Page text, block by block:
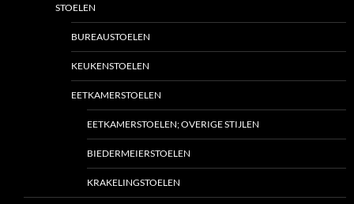
STOELEN
BUREAUSTOELEN
KEUKENSTOELEN
EETKAMERSTOELEN
EETKAMERSTOELEN; OVERIGE STIJLEN
BIEDERMEIERSTOELEN
KRAKELINGSTOELEN